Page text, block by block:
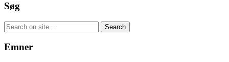
Søg
Emner